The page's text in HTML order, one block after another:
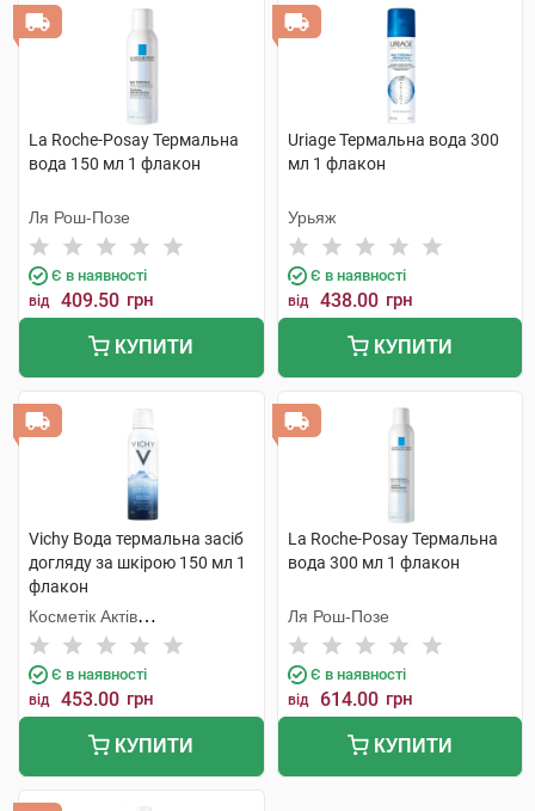
La Roche-Posay Термальна
вода 150 мл 1 флакон
Ля Рош-Позе
Є в наявності
від 409.50 грн
КУПИТИ
Uriage Термальна вода 300
мл 1 флакон
Урьяж
Є в наявності
від 438.00 грн
КУПИТИ
Vichy Вода термальна засіб
догляду за шкірою 150 мл 1
флакон
Косметік Актів
Інтернаціональ
Є в наявності
від 453.00 грн
КУПИТИ
La Roche-Posay Термальна
вода 300 мл 1 флакон
Ля Рош-Позе
Є в наявності
від 614.00 грн
КУПИТИ